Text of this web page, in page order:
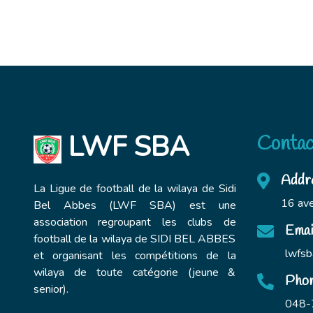
LWF SBA
La Ligue de football de la wilaya de Sidi
Bel Abbes (LWF SBA) est une
association regroupant les clubs de
football de la wilaya de SIDI BEL ABBES
et organisant les compétitions de la
wilaya de toute catégorie (jeune &
senior).
16